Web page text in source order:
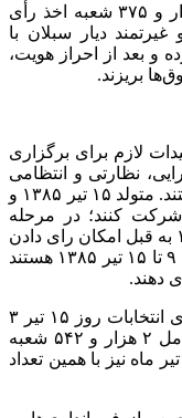
در اردبیل با تدبیر و تلاش مسئولان یک هزار و ۳۷۵ شعبه اخذ رأی
دیار سبلان با
و بعد از احراز هویت،
بریزند.
لازم برای برگزاری
نظارتی و انتظامی
برای برگزاری دوره دوم انتخابات آماده هستند. متولد ۱۵ تیر ۱۳۸۵ و
شرکت کنند؛ در مرحله
نخست انتخابات افراد متولد هشتم تیر ۱۳۸۵ به قبل امکان رای دادن
داشتند و برای مرحله دوم افرادی که متولد ۹ تا ۱۵ تیر ۱۳۸۵ هستند
تعداد صندوق‌ها و شعب اخذ رای استان برای انتخابات روز ۱۵ تیر ۳
هزار و ۲۲۸ صندوق است که این تعداد شامل ۲ هزار و ۵۴۲ شعبه
تیر ماه نیز با همین تعداد